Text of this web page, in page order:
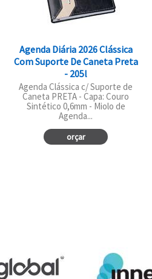
Agenda Diária 2026 Clássica
Com Suporte De Caneta Preta
- 205l
Agenda Clássica c/ Suporte de
Caneta PRETA - Capa: Couro
Sintético 0,6mm - Miolo de
Agenda...
orçar